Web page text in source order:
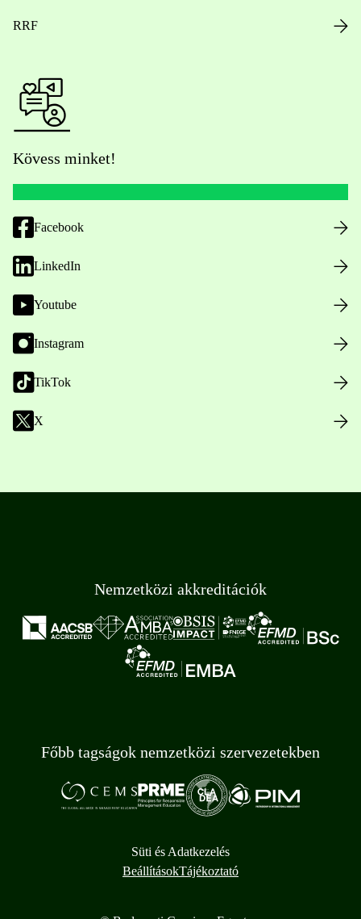
RRF
Kövess minket!
Facebook
LinkedIn
Youtube
Instagram
TikTok
X
Nemzetközi akkreditációk
Főbb tagságok nemzetközi szervezetekben
Süti és Adatkezelés
BeállításokTájékoztató